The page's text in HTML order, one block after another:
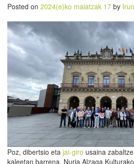
Posted on 2024(e)ko maiatzak 17 by
Poz, dibertsio eta jai-giro usaina
kaleetan barrena. Nuria Alzaga